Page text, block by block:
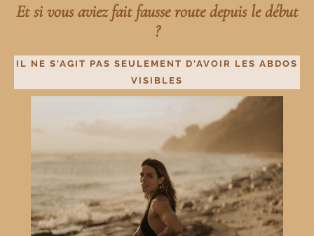
Et si vous aviez fait fausse route depuis le début
?
IL NE S'AGIT PAS SEULEMENT D'AVOIR LES ABDOS
VISIBLES